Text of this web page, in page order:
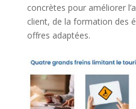
concrètes pour améliorer
client, de la formation des
offres adaptées.